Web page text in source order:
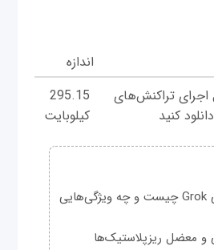
اندازه
اجرای تراکنش‌های
کنید
295.15
کیلوبایت
هوش مصنوعی Grok چیست و چه ویژگی‌هایی
معضل ریزپلاستیک‌ها